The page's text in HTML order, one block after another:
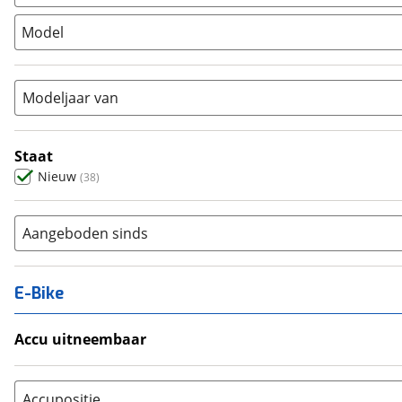
Stadsfiets (0)
Tandem
Model
Modeljaar van
Staat
Nieuw (38)
Aangeboden sinds
E-Bike
Accu uitneembaar
Nee, vast (0)